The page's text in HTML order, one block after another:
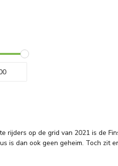
rijders op de grid van 2021 is de
is dan ook geen geheim. Toch zit